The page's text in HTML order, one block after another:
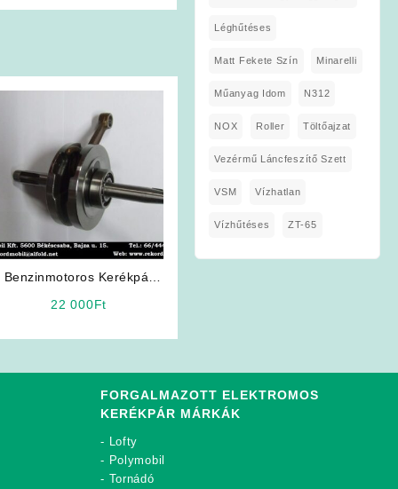
Benzinmotoros Kerékpár
22 000Ft
Léghűtéses
Matt Fekete Szín Minarelli
Műanyag Idom N312
NOX Roller Töltőajzat
Vezérmű Láncfeszítő Szett
VSM Vízhatlan
Vízhűtéses ZT-65
FORGALMAZOTT ELEKTROMOS
KERÉKPÁR MÁRKÁK
- Lofty
- Polymobil
- Tornádó